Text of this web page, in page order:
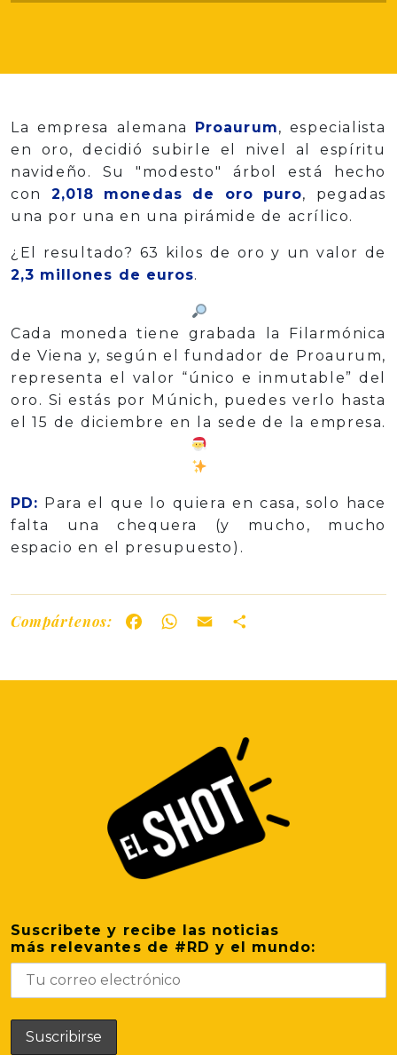
La empresa alemana Proaurum, especialista
en oro, decidió subirle el nivel al espíritu
navideño. Su "modesto" árbol está hecho
con 2,018 monedas de oro puro, pegadas
una por una en una pirámide de acrílico.
¿El resultado? 63 kilos de oro y un valor de
2,3 millones de euros.
Cada moneda tiene grabada la Filarmónica
de Viena y, según el fundador de Proaurum,
representa el valor “único e inmutable” del
oro. Si estás por Múnich, puedes verlo hasta
el 15 de diciembre en la sede de la empresa.
PD: Para el que lo quiera en casa, solo hace
falta una chequera (y mucho, mucho
espacio en el presupuesto).
Compártenos: FacebookWhatsApp
Email
Suscribete y recibe las noticias
más relevantes de #RD y el mundo: